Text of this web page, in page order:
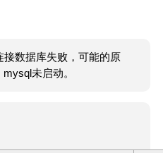
接数据库失败，可能的原
未启动。